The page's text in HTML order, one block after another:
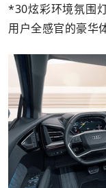
*30炫彩环境氛围
用户全感官的豪华